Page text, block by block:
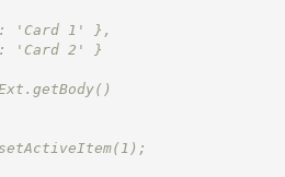
'Card 1' },
'Card 2' }